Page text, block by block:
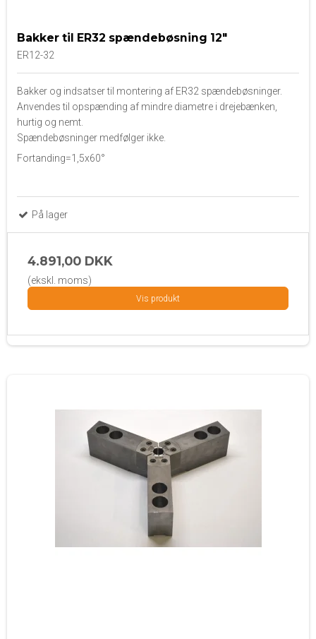
Bakker til ER32 spændebøsning 12"
ER12-32
Bakker og indsatser til montering af ER32 spændebøsninger.
Anvendes til opspænding af mindre diametre i drejebænken,
hurtig og nemt.
Spændebøsninger medfølger ikke.
Fortanding=1,5x60°
På lager
4.891,00 DKK
(ekskl. moms)
Vis produkt